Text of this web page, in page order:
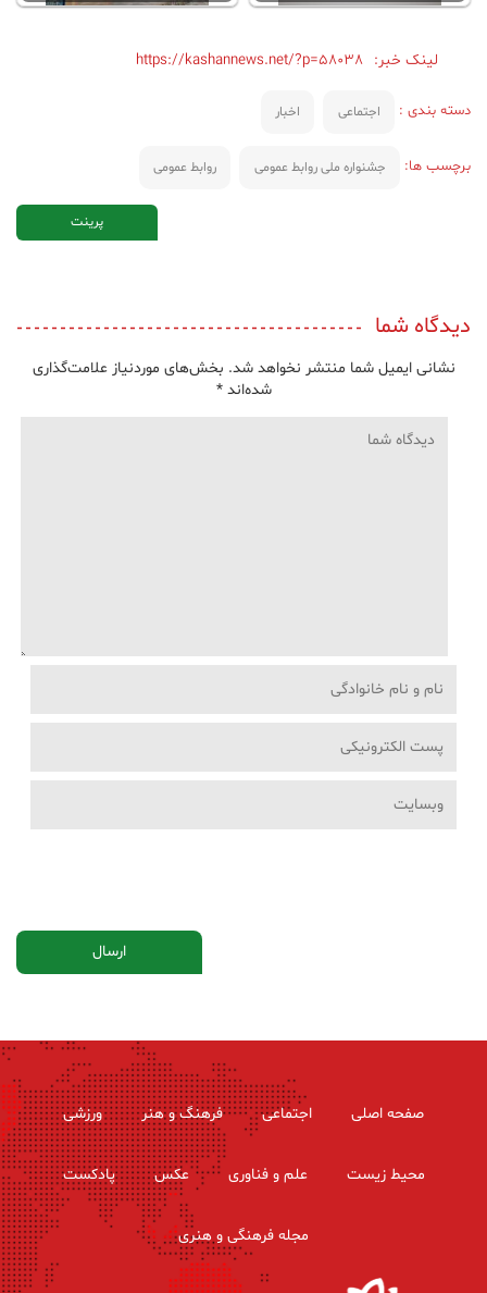
لینک خبر: https://kashannews.net/?p=58038
دسته بندی : اجتماعی اخبار
برچسب ها: جشنواره ملی روابط عمومی روابط عمومی
پرینت
دیدگاه شما
نشانی ایمیل شما منتشر نخواهد شد. بخش‌های موردنیاز علامت‌گذاری
شده‌اند*
صفحه اصلی اجتماعی فرهنگ و هنر ورزشی
محیط زیست علم و فناوری عکس پادکست
مجله فرهنگی و هنری